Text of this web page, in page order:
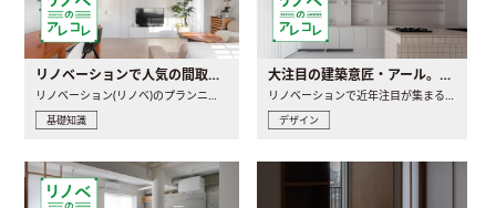
リノベーションで人気の間取りとは？トレンドの間取りと実例を徹底解説
リノベーション(リノベ)のプランニングで一番最初に決めるのは..
基礎知識
大注目の建築意匠・アール。人気の理由と空間に取り入れるポイント
リノベーションで近年注目が集まる建築意匠の一つであるアール..
デザイン